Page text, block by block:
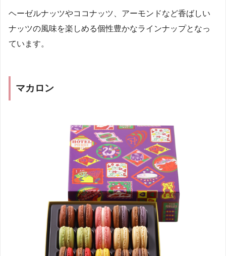
ヘーゼルナッツやココナッツ、アーモンドなど香ばしい
ナッツの風味を楽しめる個性豊かなラインナップとなっ
ています。
マカロン